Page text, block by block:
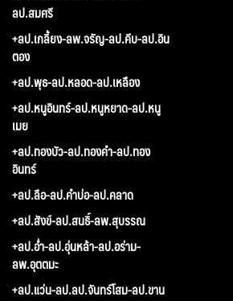
ลป.สมศรี
+ลป.เกลี้ยง-ลพ.จรัญ-ลป.คีบ-ลป.อิน
ตอง
+ลป.พุธ-ลป.หลอด-ลป.เหลือง
+ลป.หนูอินทร์-ลป.หนูหยาด-ลป.หนู
เมย
+ลป.ทองบัว-ลป.ทองคำ-ลป.ทอง
อินทร์
+ลป.ลือ-ลป.คำบ่อ-ลป.คลาด
+ลป.สังข์-ลป.สนธิ์-ลพ.สุบรรณ
+ลป.อ่ำ-ลป.อุ่นหล้า-ลป.อร่าม-
ลพ.อุตตมะ
+ลป.แว่น-ลป.ลป.จันทร์โสม-ลป.ขาน